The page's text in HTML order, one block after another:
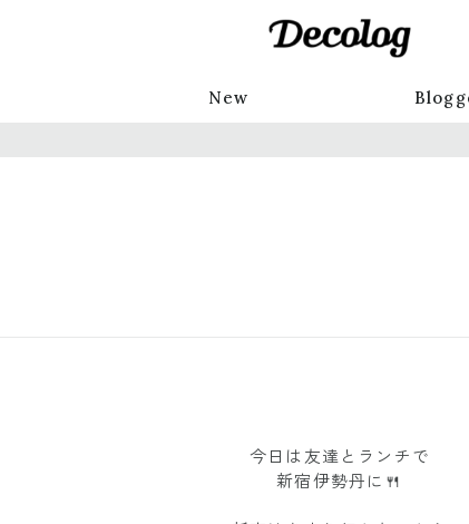
New
今日は友達とランチで
新宿伊勢丹に🍴